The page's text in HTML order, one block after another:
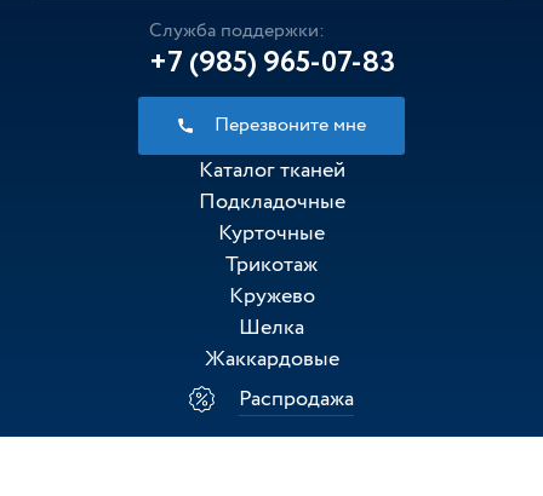
Служба поддержки:
+7 (985) 965-07-83
Перезвоните мне
Каталог тканей
Подкладочные
Курточные
Трикотаж
Кружево
Шелка
Жаккардовые
Распродажа